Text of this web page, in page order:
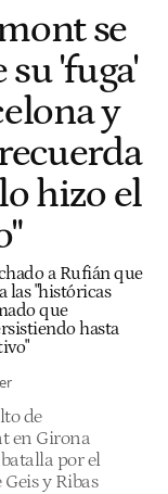
se
su 'fuga'
y
hizo el
a Rufián que
las "históricas
que
hasta
de
en Girona
por el
y Ribas